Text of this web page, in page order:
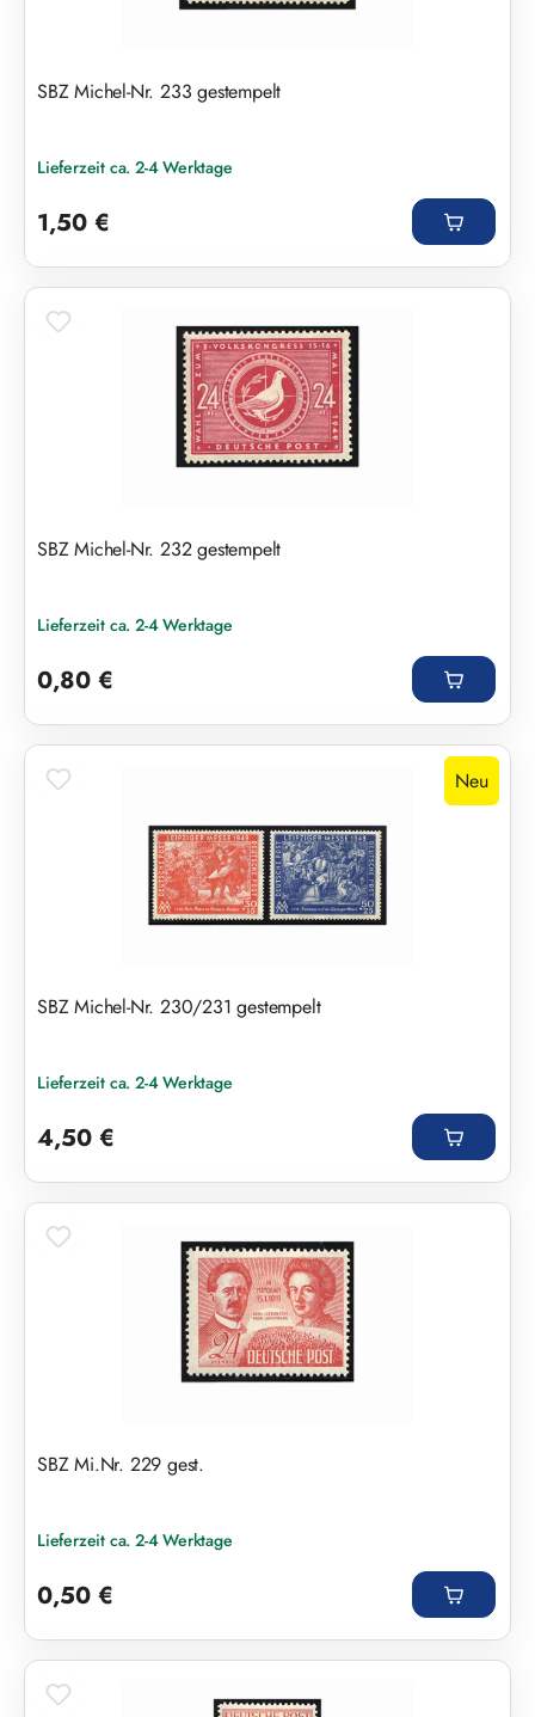
SBZ Michel-Nr. 233 gestempelt
Lieferzeit ca. 2-4 Werktage
1,50 €
SBZ Michel-Nr. 232 gestempelt
Lieferzeit ca. 2-4 Werktage
0,80 €
Neu
SBZ Michel-Nr. 230/231 gestempelt
Lieferzeit ca. 2-4 Werktage
4,50 €
SBZ Mi.Nr. 229 gest.
Lieferzeit ca. 2-4 Werktage
0,50 €